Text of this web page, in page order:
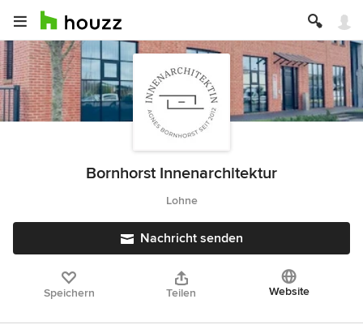
Bornhorst Innenarchitektur
Lohne
Nachricht senden
Speichern Teilen Website